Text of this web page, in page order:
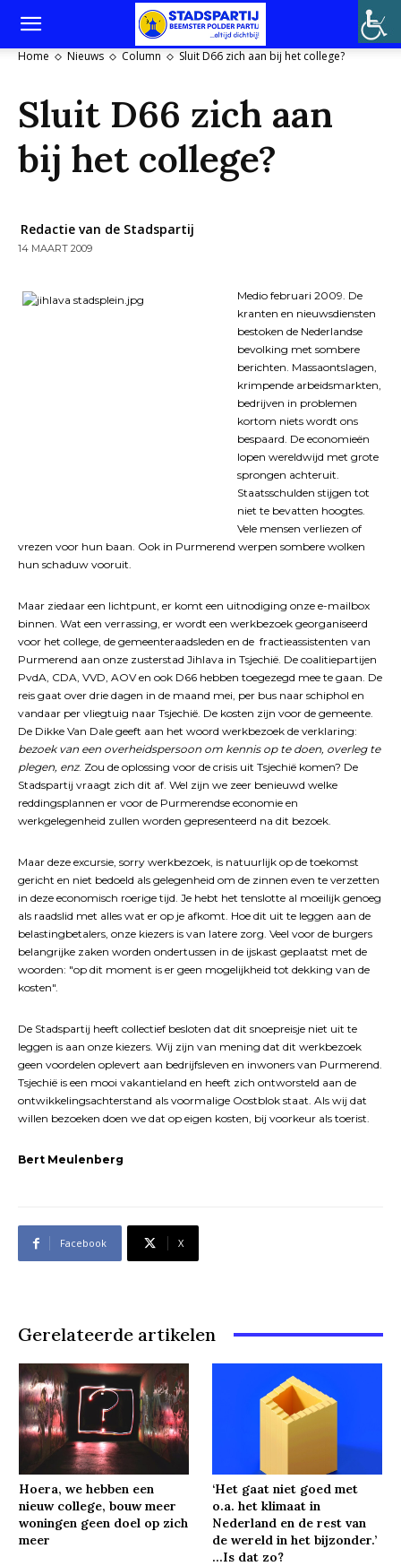
Home Nieuws Column Sluit D66 zich aan bij het college?
Sluit D66 zich aan
bij het college?
Redactie van de Stadspartij
14 MAART 2009
Medio februari 2009. De
kranten en nieuwsdiensten
bestoken de Nederlandse
bevolking met sombere
berichten. Massaontslagen,
krimpende arbeidsmarkten,
bedrijven in problemen
kortom niets wordt ons
bespaard. De economieën
lopen wereldwijd met grote
sprongen achteruit.
Staatsschulden stijgen tot
niet te bevatten hoogtes.
Vele mensen verliezen of
vrezen voor hun baan. Ook in Purmerend werpen sombere wolken
hun schaduw vooruit.
Maar ziedaar een lichtpunt, er komt een uitnodiging onze e-mailbox
binnen. Wat een verrassing, er wordt een werkbezoek georganiseerd
voor het college, de gemeenteraadsleden en de fractieassistenten van
Purmerend aan onze zusterstad Jihlava in Tsjechië. De coalitiepartijen
PvdA, CDA, VVD, AOV en ook D66 hebben toegezegd mee te gaan. De
reis gaat over drie dagen in de maand mei, per bus naar schiphol en
vandaar per vliegtuig naar Tsjechië. De kosten zijn voor de gemeente.
De Dikke Van Dale geeft aan het woord werkbezoek de verklaring:
bezoek van een overheidspersoon om kennis op te doen, overleg te
plegen, enz. Zou de oplossing voor de crisis uit Tsjechië komen? De
Stadspartij vraagt zich dit af. Wel zijn we zeer benieuwd welke
reddingsplannen er voor de Purmerendse economie en
werkgelegenheid zullen worden gepresenteerd na dit bezoek.
Maar deze excursie, sorry werkbezoek, is natuurlijk op de toekomst
gericht en niet bedoeld als gelegenheid om de zinnen even te verzetten
in deze economisch roerige tijd. Je hebt het tenslotte al moeilijk genoeg
als raadslid met alles wat er op je afkomt. Hoe dit uit te leggen aan de
belastingbetalers, onze kiezers is van latere zorg. Veel voor de burgers
belangrijke zaken worden ondertussen in de ijskast geplaatst met de
woorden: "op dit moment is er geen mogelijkheid tot dekking van de
kosten".
De Stadspartij heeft collectief besloten dat dit snoepreisje niet uit te
leggen is aan onze kiezers. Wij zijn van mening dat dit werkbezoek
geen voordelen oplevert aan bedrijfsleven en inwoners van Purmerend.
Tsjechië is een mooi vakantieland en heeft zich ontworsteld aan de
ontwikkelingsachterstand als voormalige Oostblok staat. Als wij dat
willen bezoeken doen we dat op eigen kosten, bij voorkeur als toerist.
Bert Meulenberg
Facebook X
Gerelateerde artikelen
Hoera, we hebben een
nieuw college, bouw meer
woningen geen doel op zich
meer
‘Het gaat niet goed met
o.a. het klimaat in
Nederland en de rest van
de wereld in het bijzonder.’
…Is dat zo?